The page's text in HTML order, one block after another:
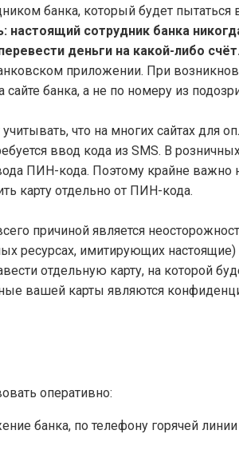
банка, который будет
настоящий сотрудник банка
деньги на какой-либо
приложении. При
банка, а не по номеру из
что на многих сайтах для
ввод кода из SMS. В
ПИН-кода. Поэтому крайне важно
карту отдельно от ПИН-кода.
причиной является
ресурсах, имитирующих
отдельную карту, на которой
вашей карты являются
оперативно:
банка, по телефону горячей